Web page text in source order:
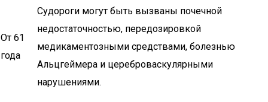
От 61
года
Судороги могут быть вызваны почечной
недостаточностью, передозировкой
медикаментозными средствами, болезнью
Альцгеймера и цереброваскулярными
нарушениями.